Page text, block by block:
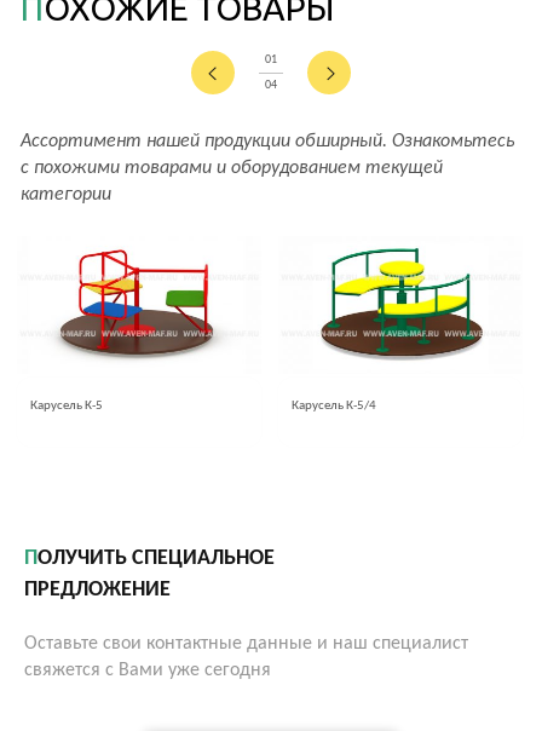
ПОХОЖИЕ ТОВАРЫ
Ассортимент нашей продукции обширный. Ознакомьтесь
с похожими товарами и оборудованием текущей
категории
01
04
Карусель К-5 Карусель К-5/4
ПОЛУЧИТЬ СПЕЦИАЛЬНОЕ
ПРЕДЛОЖЕНИЕ
Оставьте свои контактные данные и наш специалист
свяжется с Вами уже сегодня